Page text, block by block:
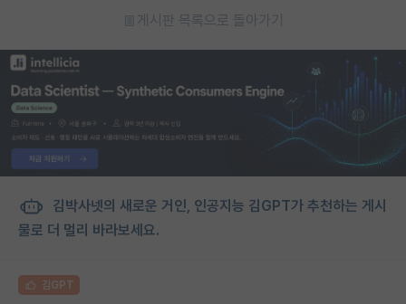
게시판 목록으로 돌아가기
김박사넷의 새로운 거인, 인공지능 김GPT가 추천하는 게시
물로 더 멀리 바라보세요.
김GPT